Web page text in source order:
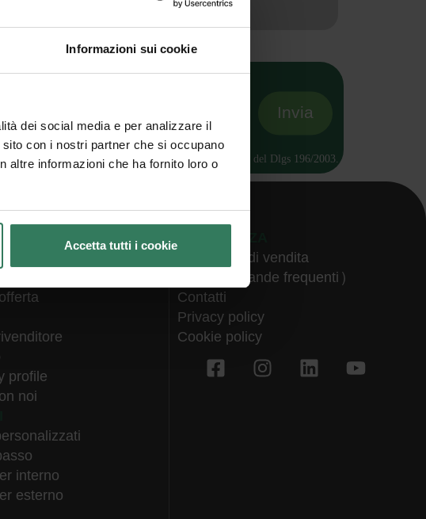
Informazioni sui cookie
dei social media e per analizzare il
con i nostri partner che si occupano
altre informazioni che ha fornito loro o
Accetta tutti i cookie
al trattamento dei miei dati Informativa ai sensi del Dlgs 196/2003.
profile
noi
interno
esterno
Condizioni di vendita
FAQ (Domande frequenti)
Contatti
Privacy policy
Cookie policy